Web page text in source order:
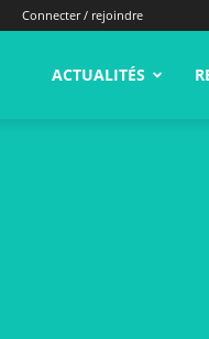
Connecter / rejoindre
ACTUALITÉS